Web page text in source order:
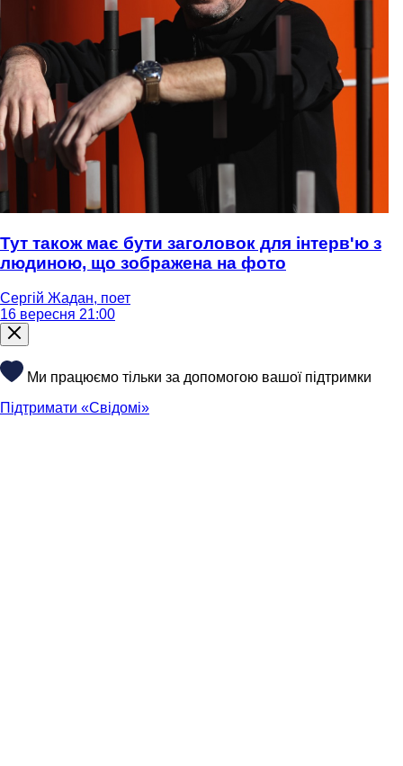
Тут також має бути заголовок для інтерв'ю з
людиною, що зображена на фото
Сергій Жадан, поет
16 вересня 21:00
Ми працюємо тільки за допомогою вашої підтримки
Підтримати «Свідомі»